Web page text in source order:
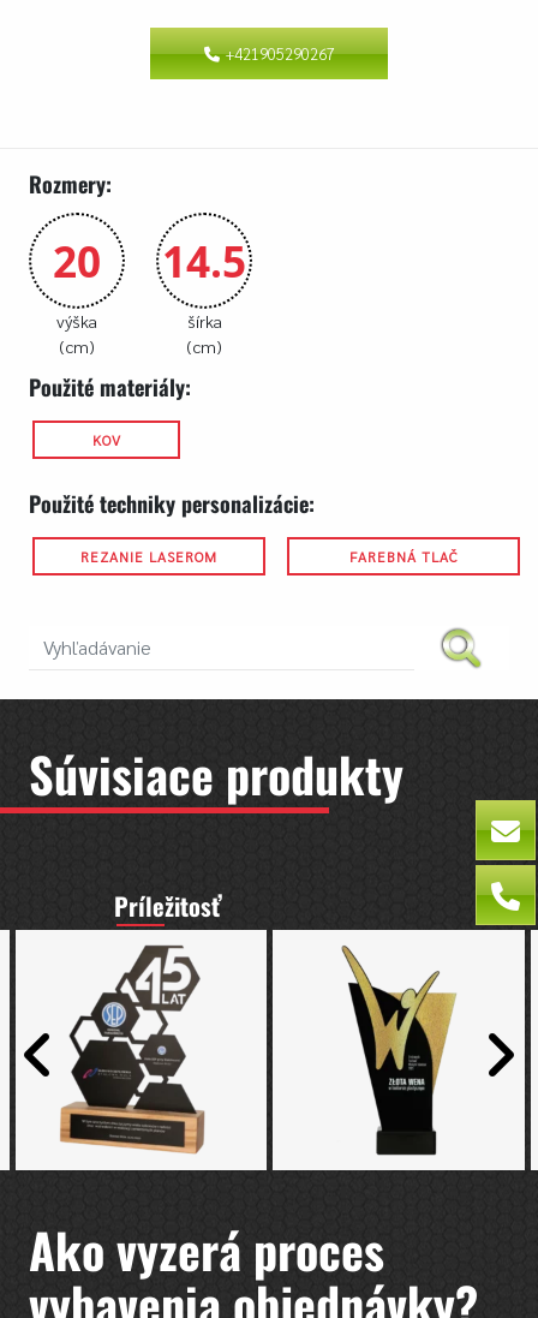
+421905290267
Rozmery:
20
výška
(cm)
14.5
šírka
(cm)
Použité materiály:
KOV
Použité techniky personalizácie:
REZANIE LASEROM FAREBNÁ TLAČ
Súvisiace produkty
Príležitosť
Ako vyzerá proces
vybavenia objednávky?